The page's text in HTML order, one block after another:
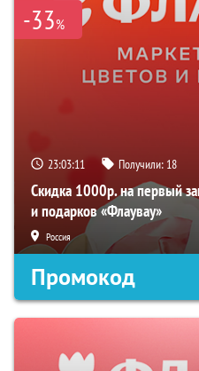
-33%
23:03:10 Получили: 18
Скидка 1000р. на первый
и подарков «Флаувау»
Россия
Промокод